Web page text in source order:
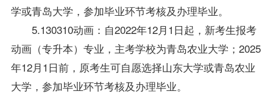
学或青岛大学，参加毕业环节考核及办理毕业。
5.130310动画：自2022年12月1日起，新考生报考
动画（专升本）专业，主考学校为青岛农业大学；2025
年12月1日前，原考生可自愿选择山东大学或青岛农业
大学，参加毕业环节考核及办理毕业。